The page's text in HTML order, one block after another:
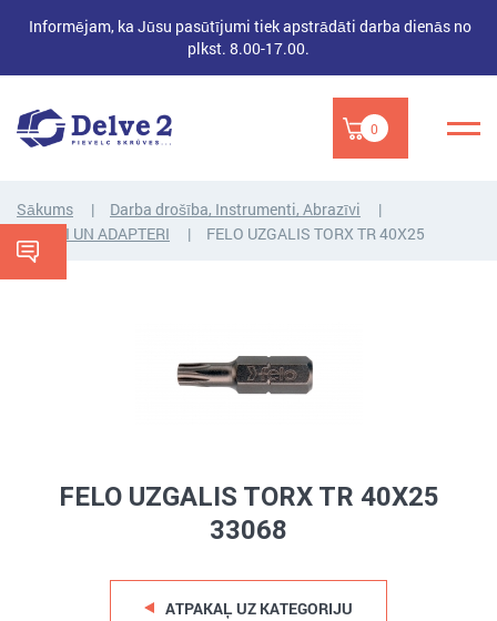
Informējam, ka Jūsu pasūtījumi tiek apstrādāti darba dienās no
plkst. 8.00-17.00.
0
Sākums
Darba drošība, Instrumenti, Abrazīvi
UZGAĻI UN ADAPTERI
FELO UZGALIS TORX TR 40X25
FELO UZGALIS TORX TR 40X25
33068
ATPAKAĻ UZ KATEGORIJU